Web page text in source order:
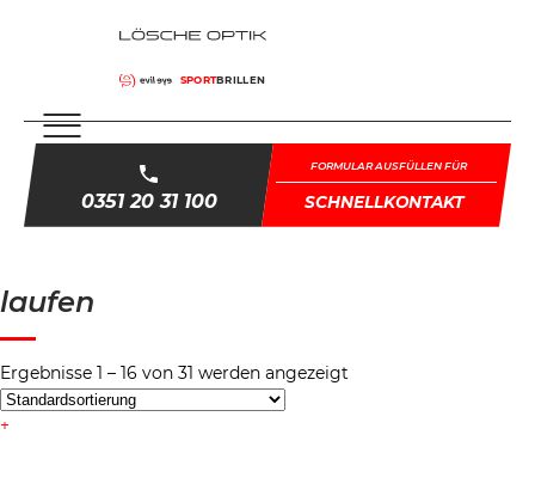
SPORTBRILLEN
0351 20 31 100
FORMULAR AUSFÜLLEN FÜR
SCHNELLKONTAKT
laufen
Ergebnisse 1 – 16 von 31 werden angezeigt